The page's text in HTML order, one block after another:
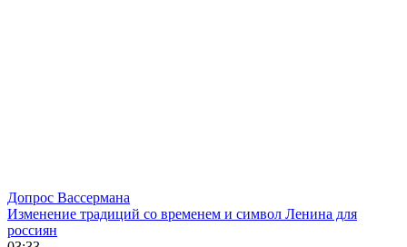
Допрос Вассермана
Изменение традиций со временем и символ Ленина для
россиян